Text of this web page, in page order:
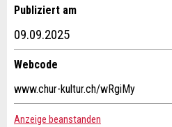
* Eingabe erforderlich
Verfassen Sie eine Nachricht für
Publiziert am
09.09.2025
Webcode
www.chur-kultur.ch/wRgiMy
Anzeige beanstanden